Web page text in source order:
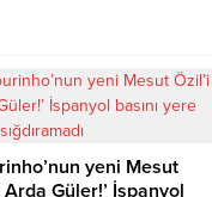
yeni Mesut
Arda Güler!’ İspanyol